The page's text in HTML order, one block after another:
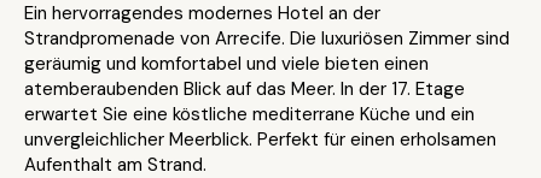
Ein hervorragendes modernes Hotel an der
Strandpromenade von Arrecife. Die luxuriösen Zimmer sind
geräumig und komfortabel und viele bieten einen
atemberaubenden Blick auf das Meer. In der 17. Etage
erwartet Sie eine köstliche mediterrane Küche und ein
unvergleichlicher Meerblick. Perfekt für einen erholsamen
Aufenthalt am Strand.